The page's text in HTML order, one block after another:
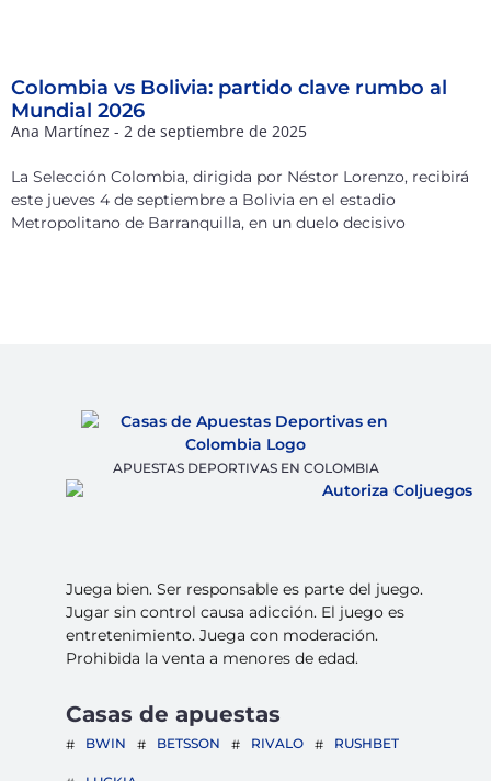
Colombia vs Bolivia: partido clave rumbo al
Mundial 2026
Ana Martínez 2 de septiembre de 2025
La Selección Colombia, dirigida por Néstor Lorenzo, recibirá
este jueves 4 de septiembre a Bolivia en el estadio
Metropolitano de Barranquilla, en un duelo decisivo
APUESTAS DEPORTIVAS EN COLOMBIA
Juega bien. Ser responsable es parte del juego.
Jugar sin control causa adicción. El juego es
entretenimiento. Juega con moderación.
Prohibida la venta a menores de edad.
Casas de apuestas
BWIN BETSSON RIVALO RUSHBET